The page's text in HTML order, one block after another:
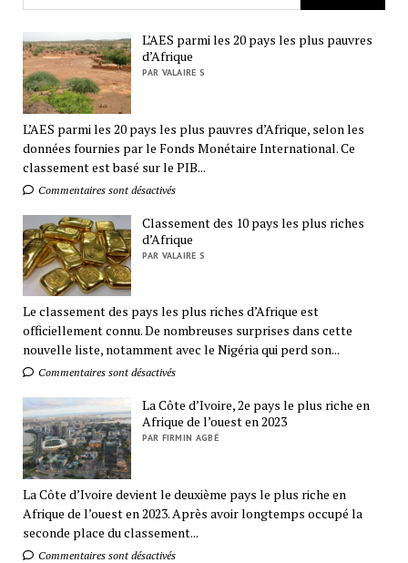
L’AES parmi les 20 pays les plus pauvres
d’Afrique
PAR VALAIRE S
L’AES parmi les 20 pays les plus pauvres d’Afrique, selon les
données fournies par le Fonds Monétaire International. Ce
classement est basé sur le PIB...
Commentaires sont désactivés
Classement des 10 pays les plus riches
d’Afrique
PAR VALAIRE S
Le classement des pays les plus riches d’Afrique est
officiellement connu. De nombreuses surprises dans cette
nouvelle liste, notamment avec le Nigéria qui perd son...
Commentaires sont désactivés
La Côte d’Ivoire, 2e pays le plus riche en
Afrique de l’ouest en 2023
PAR FIRMIN AGBÉ
La Côte d’Ivoire devient le deuxième pays le plus riche en
Afrique de l’ouest en 2023. Après avoir longtemps occupé la
seconde place du classement...
Commentaires sont désactivés